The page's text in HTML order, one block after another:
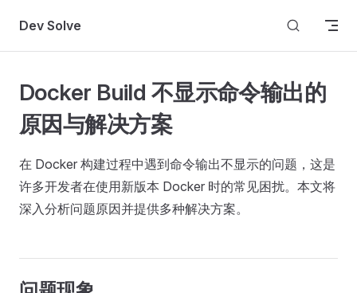
Skip to content
Dev Solve
Docker Build 不显示命令输出的
原因与解决方案
在 Docker 构建过程中遇到命令输出不显示的问题，这是
许多开发者在使用新版本 Docker 时的常见困扰。本文将
深入分析问题原因并提供多种解决方案。